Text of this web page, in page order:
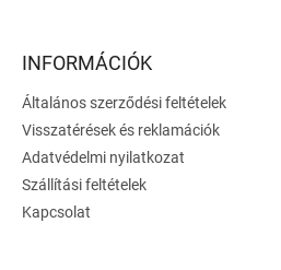
INFORMÁCIÓK
Általános szerződési feltételek
Visszatérések és reklamációk
Adatvédelmi nyilatkozat
Szállítási feltételek
Kapcsolat